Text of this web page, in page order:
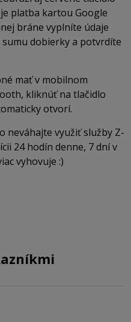
platba kartou Google
bráne vyplníte údaje
dobierky a potvrdíte
mať v mobilnom
kliknúť na tlačidlo
otvorí.
neváhajte využiť služby Z-
24 hodín denne, 7 dní v
vyhovuje :)